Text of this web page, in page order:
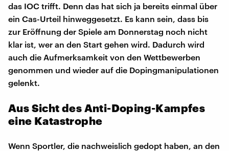
das IOC trifft. Denn das hat sich ja bereits einmal über
ein Cas-Urteil hinweggesetzt. Es kann sein, dass bis
zur Eröffnung der Spiele am Donnerstag noch nicht
klar ist, wer an den Start gehen wird. Dadurch wird
auch die Aufmerksamkeit von den Wettbewerben
genommen und wieder auf die Dopingmanipulationen
gelenkt.
Aus Sicht des Anti-Doping-Kampfes
eine Katastrophe
Wenn Sportler, die nachweislich gedopt haben, an den